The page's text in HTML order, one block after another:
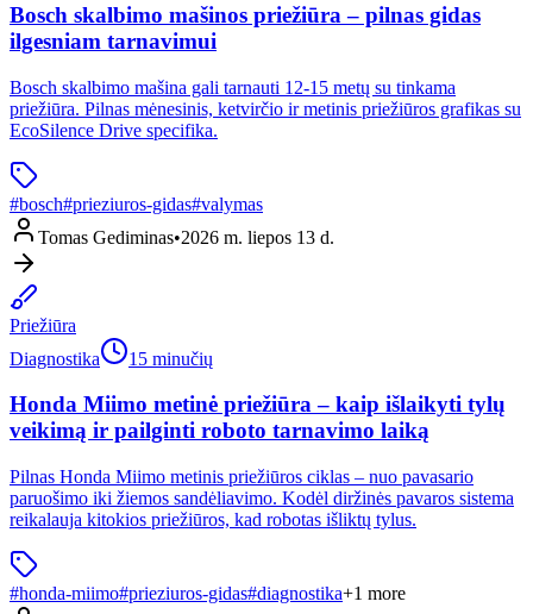
Bosch skalbimo mašinos priežiūra – pilnas gidas
ilgesniam tarnavimui
Bosch skalbimo mašina gali tarnauti 12-15 metų su tinkama
priežiūra. Pilnas mėnesinis, ketvirčio ir metinis priežiūros grafikas su
EcoSilence Drive specifika.
#bosch#prieziuros-gidas#valymas
Tomas Gediminas•2026 m. liepos 13 d.
Priežiūra
Diagnostika
15 minučių
Honda Miimo metinė priežiūra – kaip išlaikyti tylų
veikimą ir pailginti roboto tarnavimo laiką
Pilnas Honda Miimo metinis priežiūros ciklas – nuo pavasario
paruošimo iki žiemos sandėliavimo. Kodėl diržinės pavaros sistema
reikalauja kitokios priežiūros, kad robotas išliktų tylus.
#honda-miimo#prieziuros-gidas#diagnostika+1 more